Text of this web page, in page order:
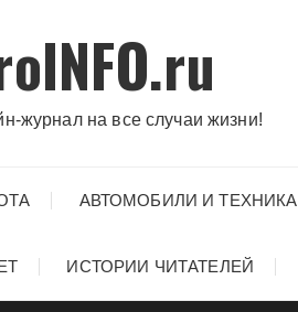
журнал на все случаи жизни!
АВТОМОБИЛИ И ТЕХНИКА
ИСТОРИИ ЧИТАТЕЛЕЙ